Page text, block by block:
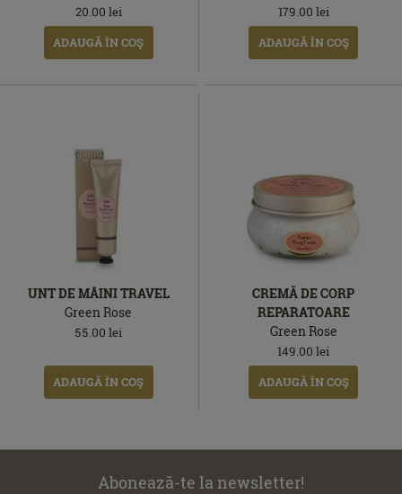
20.00 lei
ADAUGĂ ÎN COŞ
179.00 lei
ADAUGĂ ÎN COŞ
UNT DE MÂINI TRAVEL
Green Rose
55.00 lei
ADAUGĂ ÎN COŞ
CREMĂ DE CORP
REPARATOARE
Green Rose
149.00 lei
ADAUGĂ ÎN COŞ
Abonează-te la newsletter!